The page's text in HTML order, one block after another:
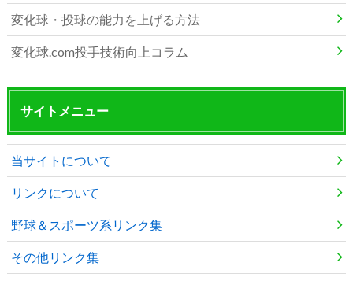
変化球・投球の能力を上げる方法
変化球.com投手技術向上コラム
サイトメニュー
当サイトについて
リンクについて
野球＆スポーツ系リンク集
その他リンク集